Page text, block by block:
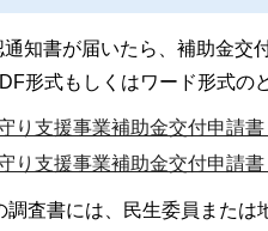
知書が届いたら、補助金交
形式もしくはワード形式の
り支援事業補助金交付申請書
り支援事業補助金交付申請書
調査書には、民生委員または